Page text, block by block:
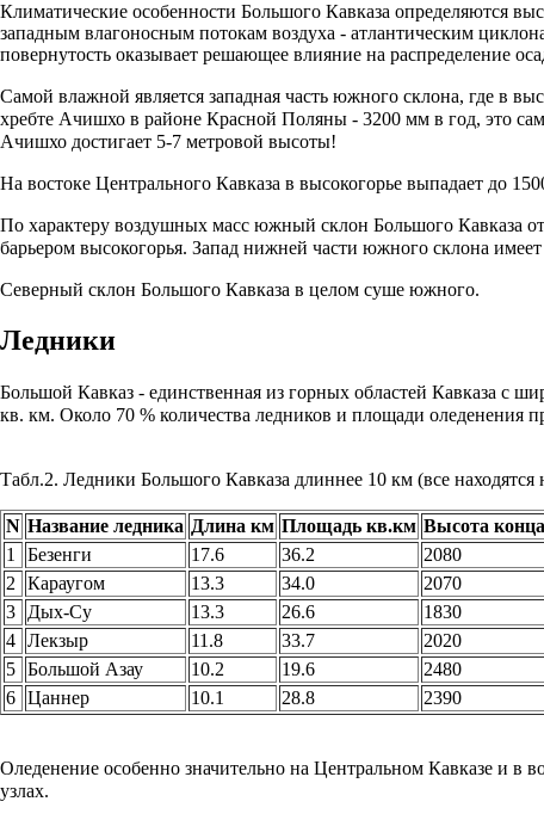
Климатические особенности Большого Кавказа определяются
западным влагоносным потокам воздуха - атлантическим
повернутость оказывает решающее влияние на распределение
Самой влажной является западная часть южного склона, где в
хребте Ачишхо в районе Красной Поляны - 3200 мм в год, это
Ачишхо достигает 5-7 метровой высоты!
На востоке Центрального Кавказа в высокогорье выпадает до
По характеру воздушных масс южный склон Большого Кавказа
барьером высокогорья. Запад нижней части южного склона
Северный склон Большого Кавказа в целом суше южного.
Ледники
Большой Кавказ - единственная из горных областей Кавказа с
кв. км. Около 70 % количества ледников и площади оледенения
Табл.2. Ледники Большого Кавказа длиннее 10 км (все находятся
N Название ледника Длина км Площадь кв.км Высота конца
1
Безенги 17.6 36.2 2080
2
Караугом 13.3 34.0 2070
3
Дых-Су 13.3 26.6 1830
4 Лекзыр 11.8 33.7 2020
5 Большой Азау 10.2 19.6 2480
6 Цаннер 10.1 28.8 2390
Оледенение особенно значительно на Центральном Кавказе и в
узлах.